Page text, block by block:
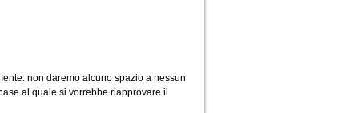
non daremo alcuno spazio a nessun
al quale si vorrebbe riapprovare il